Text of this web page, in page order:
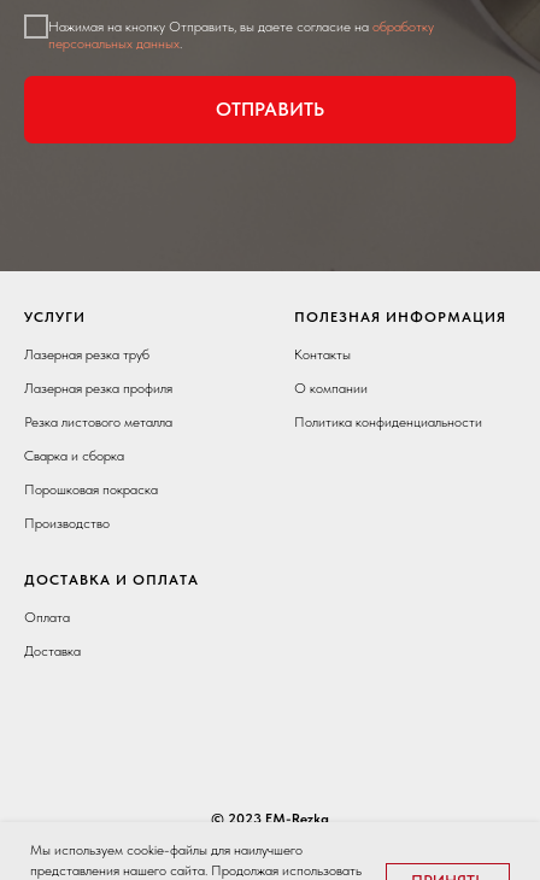
Мы используем cookie-файлы для наилучшего
представления нашего сайта. Продолжая использовать
Нажимая на кнопку Отправить, вы даете согласие на обработку
персональных данных.
ОТПРАВИТЬ
УСЛУГИ
Лазерная резка труб
Лазерная резка профиля
Резка листового металла
Сварка и сборка
Порошковая покраска
Производство
ПОЛЕЗНАЯ ИНФОРМАЦИЯ
Контакты
О компании
Политика конфиденциальности
ДОСТАВКА И ОПЛАТА
Оплата
Доставка
© 2023 EM-Rezka